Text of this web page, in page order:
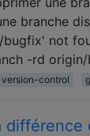
branche
not
-rd
version-control